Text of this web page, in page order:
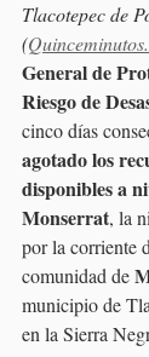
Tlacotepec de
(
General de
Riesgo de
cinco días
agotado los
disponibles a
Monserrat, la
por la corriente
comunidad de
municipio de
en la Sierra